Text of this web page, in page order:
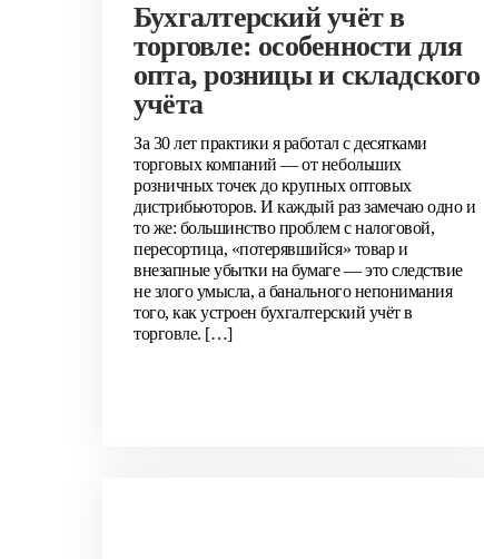
Бухгалтерский учёт в
торговле: особенности для
опта, розницы и складского
учёта
За 30 лет практики я работал с десятками
торговых компаний — от небольших
розничных точек до крупных оптовых
дистрибьюторов. И каждый раз замечаю одно и
то же: большинство проблем с налоговой,
пересортица, «потерявшийся» товар и
внезапные убытки на бумаге — это следствие
не злого умысла, а банального непонимания
того, как устроен бухгалтерский учёт в
торговле. […]